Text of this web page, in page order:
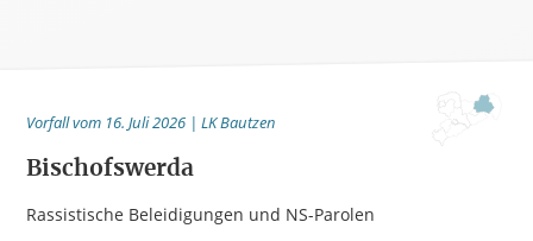
Vorfall vom 16. Juli 2026 | LK Bautzen
Bischofswerda
Rassistische Beleidigungen und NS-Parolen